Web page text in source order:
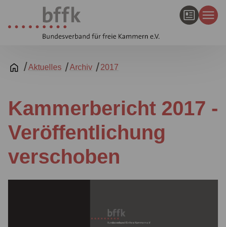
Aktuelles Archiv 2017
Kammerbericht 2017 -
Veröffentlichung
verschoben